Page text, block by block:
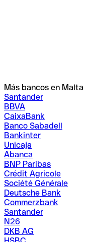
Más bancos en Malta
Santander
BBVA
CaixaBank
Banco Sabadell
Bankinter
Unicaja
Abanca
BNP Paribas
Crédit Agricole
Société Générale
Deutsche Bank
Commerzbank
Santander
N26
DKB AG